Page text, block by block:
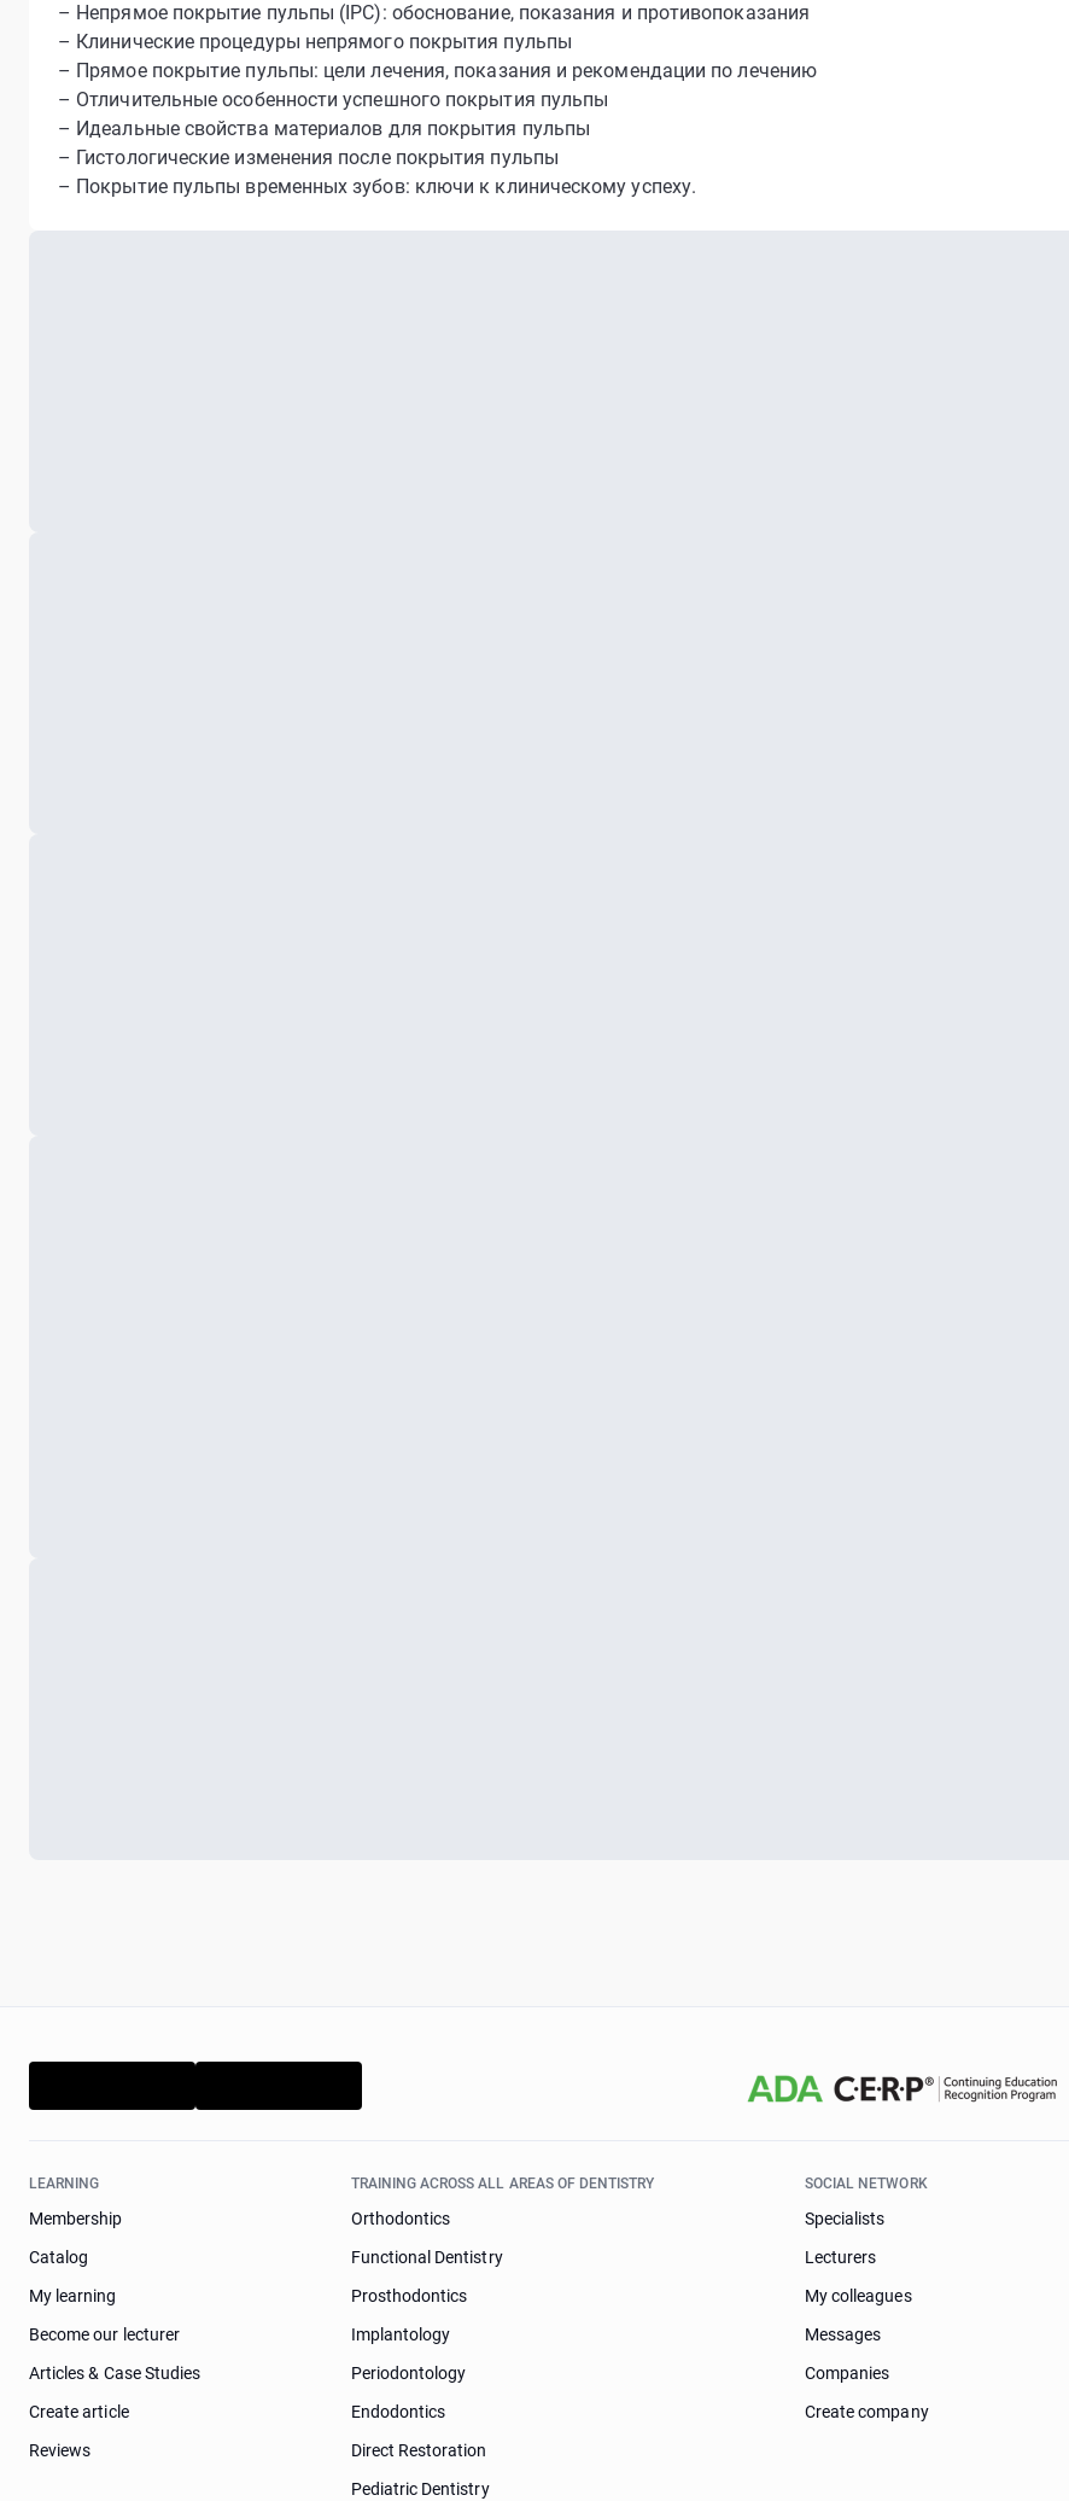
– Непрямое покрытие пульпы (IPC): обоснование, показания и противопоказания
– Клинические процедуры непрямого покрытия пульпы
– Прямое покрытие пульпы: цели лечения, показания и рекомендации по лечению
– Отличительные особенности успешного покрытия пульпы
– Идеальные свойства материалов для покрытия пульпы
– Гистологические изменения после покрытия пульпы
– Покрытие пульпы временных зубов: ключи к клиническому успеху.
LEARNING
Membership
Catalog
My learning
Become our lecturer
Articles & Case Studies
Create article
Reviews
TRAINING ACROSS ALL AREAS OF DENTISTRY
Orthodontics
Functional Dentistry
Prosthodontics
Implantology
Periodontology
Endodontics
Direct Restoration
Pediatric Dentistry
SOCIAL NETWORK
Specialists
Lecturers
My colleagues
Messages
Companies
Create company